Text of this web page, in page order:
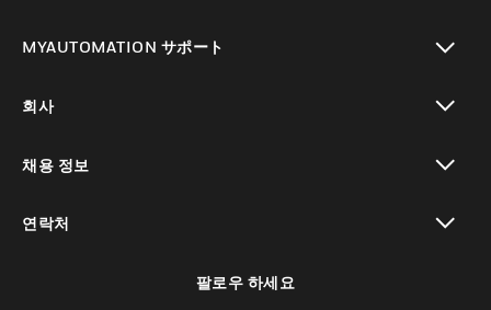
MYAUTOMATION サポート
회사
채용 정보
연락처
팔로우 하세요